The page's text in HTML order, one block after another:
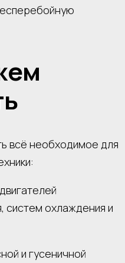
всё необходимое для
систем охлаждения и
и гусеничной